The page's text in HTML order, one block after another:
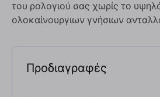
του ρολογιού σας χωρίς το
ολοκαίνουργιων γνήσιων
Προδιαγραφές